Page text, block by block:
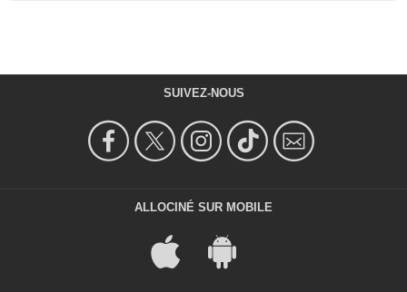
SUIVEZ-NOUS
ALLOCINÉ SUR MOBILE